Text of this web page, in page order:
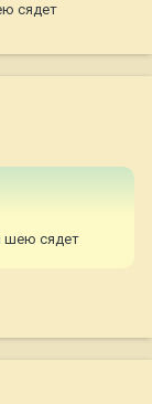
сядет
шею сядет